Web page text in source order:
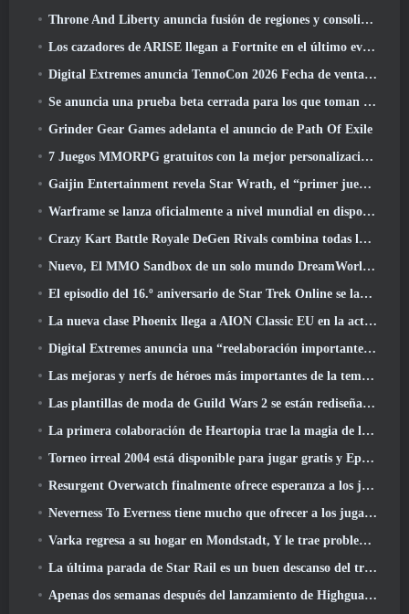
Throne And Liberty anuncia fusión de regiones y consolidación de servidores
Los cazadores de ARISE llegan a Fortnite en el último evento de colaboración
Digital Extremes anuncia TennoCon 2026 Fecha de venta de entradas
Se anuncia una prueba beta cerrada para los que toman tiempo en juegos de disparos en tercera persona
Grinder Gear Games adelanta el anuncio de Path Of Exile
7 Juegos MMORPG gratuitos con la mejor personalización de personajes
Gaijin Entertainment revela Star Wrath, el “primer juego de acción de extracción espacial”
Warframe se lanza oficialmente a nivel mundial en dispositivos Android
Crazy Kart Battle Royale DeGen Rivals combina todas las cosas que probablemente no sabías que querías combinadas
Nuevo, El MMO Sandbox de un solo mundo DreamWorld llegará al acceso anticipado de Steam
El episodio del 16.º aniversario de Star Trek Online se lanza como parte de la actualización "Corrupción"
La nueva clase Phoenix llega a AION Classic EU en la actualización 'Ignite'
Digital Extremes anuncia una “reelaboración importante” del sistema de progresión del jugador de Soulframe
Las mejoras y nerfs de héroes más importantes de la temporada 6.5
Las plantillas de moda de Guild Wars 2 se están rediseñando según los comentarios de los jugadores
La primera colaboración de Heartopia trae la magia de la amistad de My Little Pony
Torneo irreal 2004 está disponible para jugar gratis y Epic no demandará a nadie por ello
Resurgent Overwatch finalmente ofrece esperanza a los jugadores
Neverness To Everness tiene mucho que ofrecer a los jugadores, particularmente divertido
Varka regresa a su hogar en Mondstadt, Y le trae problemas en la actualización Luna V de Genshin Impact
La última parada de Star Rail es un buen descanso del trauma
Apenas dos semanas después del lanzamiento de Highguard, Wildlight Entertainment anuncia despidos